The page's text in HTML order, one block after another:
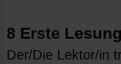
8 Erste
Der/Die Lektor/in